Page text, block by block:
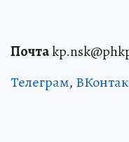
Почта
Телеграм,